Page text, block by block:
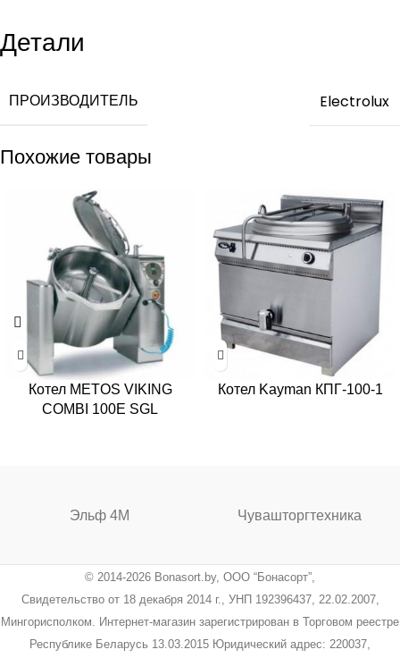
Детали
ПРОИЗВОДИТЕЛЬ Electrolux
Похожие товары
Котел METOS VIKING
COMBI 100E SGL
Котел Kayman КПГ-100-1
Эльф 4М Чувашторгтехника
© 2014-2026 Bonasort.by, ООО “Бонасорт”,
Свидетельство от 18 декабря 2014 г., УНП 192396437, 22.02.2007,
Мингорисполком. Интернет-магазин зарегистрирован в Торговом реестре
Республике Беларусь 13.03.2015 Юридический адрес: 220037,